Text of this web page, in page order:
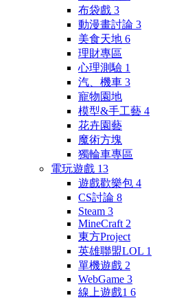
布袋戲 3
動漫畫討論 3
美食天地 6
理財專區
心理測驗 1
汽、機車 3
寵物園地
模型&手工藝 4
花卉園藝
魔術方塊
獨輪車專區
電玩遊戲 13
遊戲歡樂包 4
CS討論 8
Steam 3
MineCraft 2
東方Project
英雄聯盟LOL 1
單機遊戲 2
WebGame 3
線上遊戲1 6